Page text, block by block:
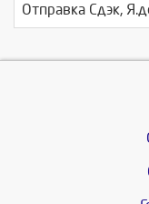
Отправка Сдэк,